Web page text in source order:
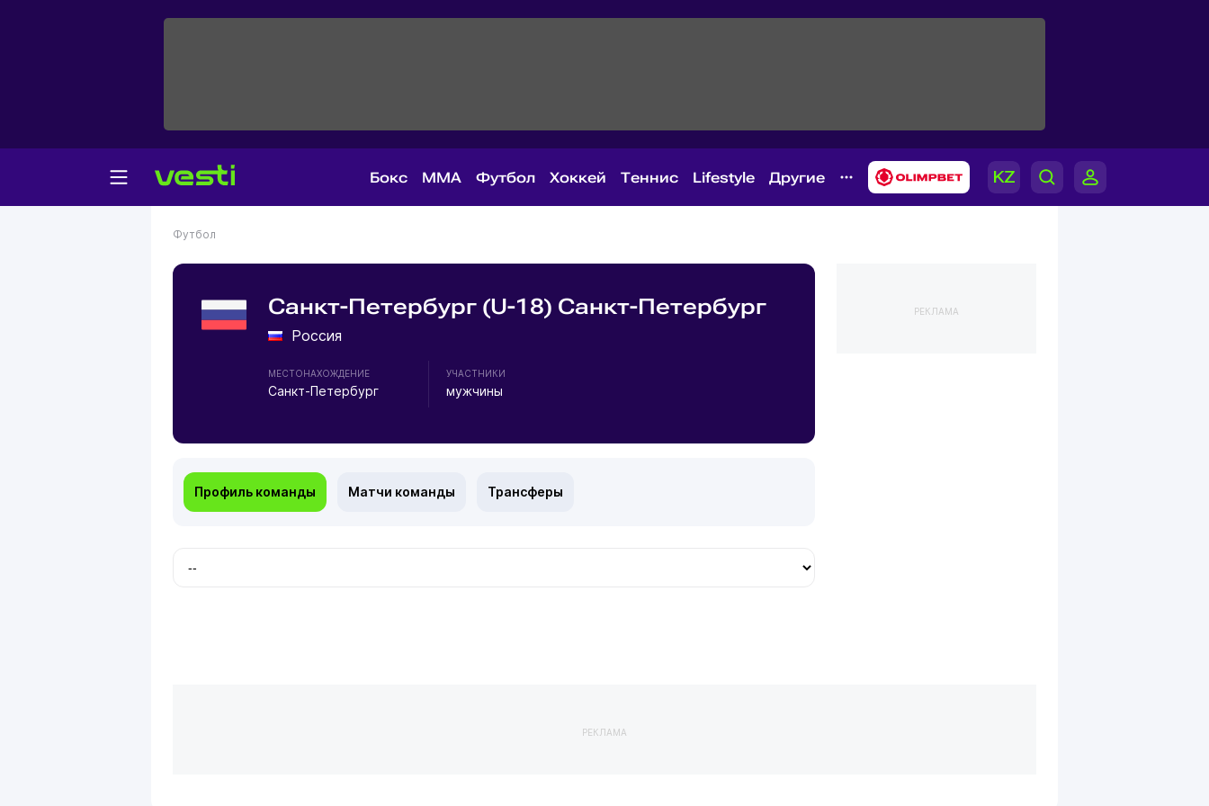
Бокс MMA Футбол Хоккей Теннис Lifestyle Другие
Футбол
Санкт-Петербург (U-18) Санкт-Петербург
Россия
МЕСТОНАХОЖДЕНИЕ
Санкт-Петербург
УЧАСТНИКИ
мужчины
Профиль команды Матчи команды Трансферы
РЕКЛАМА
РЕКЛАМА